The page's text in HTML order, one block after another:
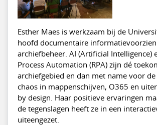
Esther Maes is werkzaam bij de
hoofd documentaire
archiefbeheer. AI (Artificial Intelligence)
Process Automation (RPA) zijn dé
archiefgebied en dan met name voor
chaos in mappenschijven, O365 en
by design. Haar positieve ervaringen
de tegenslagen heeft ze in een
uiteengezet.